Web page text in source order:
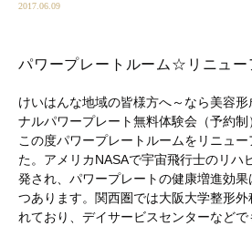
2017.06.09
パワープレートルーム☆リニュー
けいはんな地域の皆様方へ～なら美容
ナルパワープレート無料体験会（予約制
この度パワープレートルームをリニュ
た。アメリカNASAで宇宙飛行士のリハ
発され、パワープレートの健康増進効
つあります。関西圏では大阪大学整形
れており、デイサービスセンターなどで